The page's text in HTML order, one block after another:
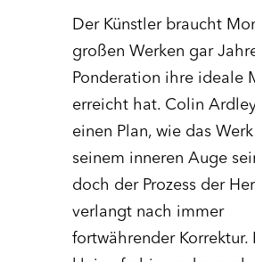
Der Künstler braucht
großen Werken gar
Ponderation ihre ideale
erreicht hat. Colin
einen Plan, wie das
seinem inneren Auge
doch der Prozess der
verlangt nach immer
fortwährender Korrektur.